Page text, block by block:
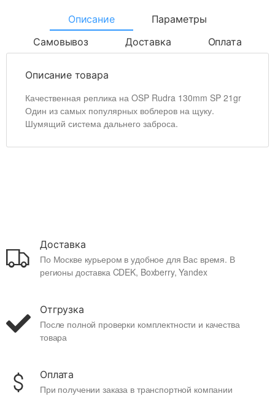
Описание
Параметры
Самовывоз
Доставка Оплата
Описание товара
Качественная реплика на OSP Rudra 130mm SP 21gr
Один из самых популярных воблеров на щуку.
Шумящий система дальнего заброса.
Доставка
По Москве курьером в удобное для Вас время. В
регионы доставка CDEK, Boxberry, Yandex
Отгрузка
После полной проверки комплектности и качества
товара
Оплата
При получении заказа в транспортной компании